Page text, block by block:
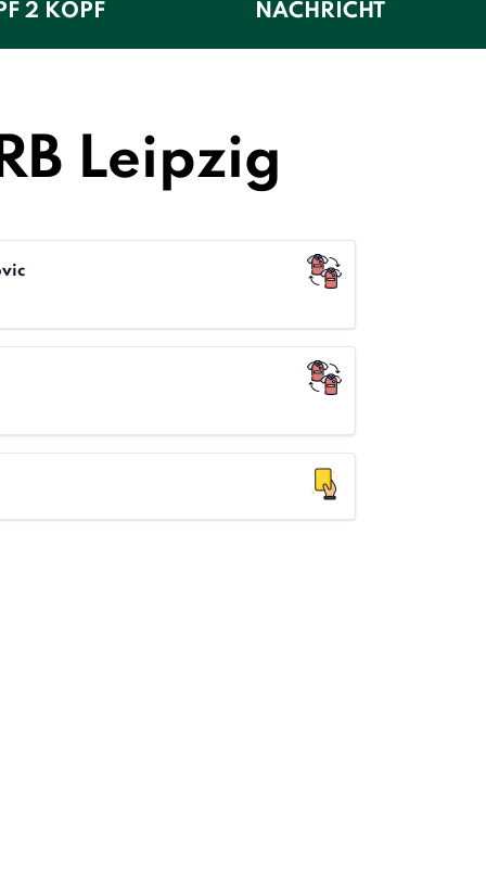
2 KOPF NACHRICHT
Leipzig